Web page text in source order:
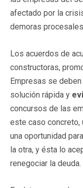
afectado por la
demoras
Los acuerdos de
constructoras,
Empresas se
solución rápida y
concursos de las
este caso concreto,
una oportunidad
la otra, y ésta lo
renegociar la deuda.